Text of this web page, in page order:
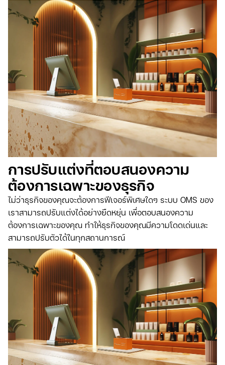
การปรับแต่งที่ตอบสนองความ
ต้องการเฉพาะของธุรกิจ
ไม่ว่าธุรกิจของคุณจะต้องการฟีเจอร์พิเศษใดๆ ระบบ OMS ของ
เราสามารถปรับแต่งได้อย่างยืดหยุ่น เพื่อตอบสนองความ
ต้องการเฉพาะของคุณ ทำให้ธุรกิจของคุณมีความโดดเด่นและ
สามารถปรับตัวได้ในทุกสถานการณ์